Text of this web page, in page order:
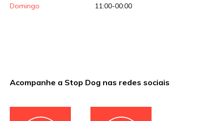
Domingo
11:00-00:00
Acompanhe a Stop Dog nas redes sociais